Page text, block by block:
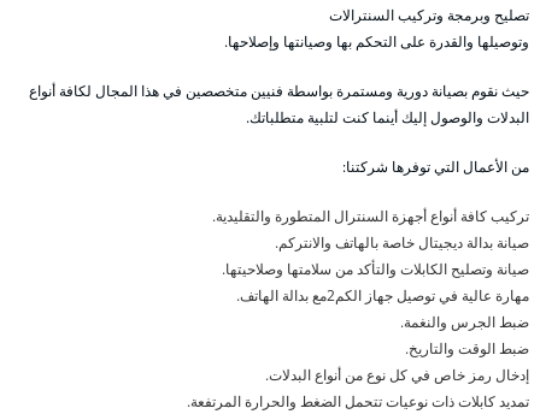
تصليح وبرمجة وتركيب السنترالات
وتوصيلها والقدرة على التحكم بها وصيانتها وإصلاحها.
حيث نقوم بصيانة دورية ومستمرة بواسطة فنيين متخصصين في هذا المجال لكافة أنواع
البدلات والوصول إليك أينما كنت لتلبية متطلباتك.
من الأعمال التي توفرها شركتنا:
تركيب كافة أنواع أجهزة السنترال المتطورة والتقليدية.
صيانة بدالة ديجيتال خاصة بالهاتف والانتركم.
صيانة وتصليح الكابلات والتأكد من سلامتها وصلاحيتها.
مهارة عالية في توصيل جهاز الكم2مع بدالة الهاتف.
ضبط الجرس والنغمة.
ضبط الوقت والتاريخ.
إدخال رمز خاص في كل نوع من أنواع البدلات.
تمديد كابلات ذات نوعيات تتحمل الضغط والحرارة المرتفعة.